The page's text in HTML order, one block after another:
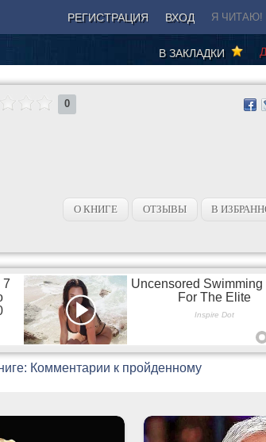
РЕГИСТРАЦИЯ ВХОД Я ЧИТАЮ!
В ЗАКЛАДКИ
0
О КНИГЕ ОТЗЫВЫ В
Комментарии к пройденному